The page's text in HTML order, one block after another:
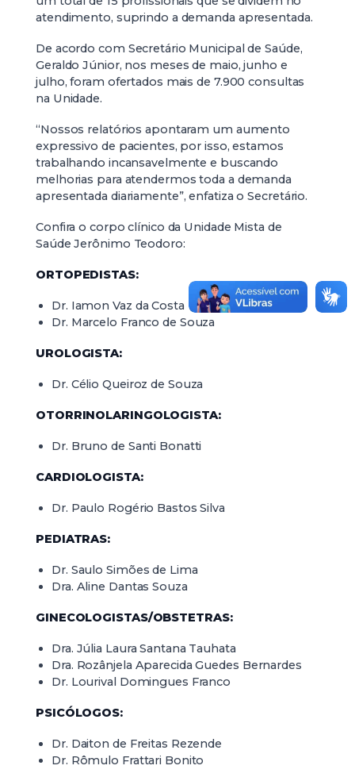
atendimento, suprindo a demanda apresentada.
De acordo com Secretário Municipal de Saúde,
Geraldo Júnior, nos meses de maio, junho e
julho, foram ofertados mais de 7.900 consultas
na Unidade.
“Nossos relatórios apontaram um aumento
expressivo de pacientes, por isso, estamos
trabalhando incansavelmente e buscando
melhorias para atendermos toda a demanda
apresentada diariamente”, enfatiza o Secretário.
Confira o corpo clínico da Unidade Mista de
Saúde Jerônimo Teodoro:
ORTOPEDISTAS:
Dr. Iamon Vaz da Costa
Dr. Marcelo Franco de Souza
UROLOGISTA:
Dr. Célio Queiroz de Souza
OTORRINOLARINGOLOGISTA:
Dr. Bruno de Santi Bonatti
CARDIOLOGISTA:
Dr. Paulo Rogério Bastos Silva
PEDIATRAS:
Dr. Saulo Simões de Lima
Dra. Aline Dantas Souza
GINECOLOGISTAS/OBSTETRAS:
Dra. Júlia Laura Santana Tauhata
Dra. Rozânjela Aparecida Guedes Bernardes
Dr. Lourival Domingues Franco
PSICÓLOGOS:
Dr. Daiton de Freitas Rezende
Dr. Rômulo Frattari Bonito